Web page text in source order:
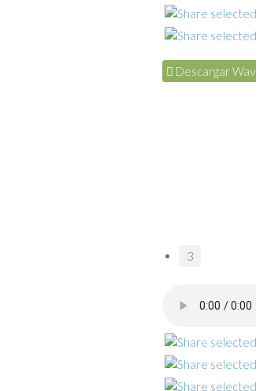
Descargar Wav
3